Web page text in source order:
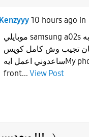
Kenzyyy 10 hours ago in
موبايلي samsung a02s و الكاميرا الاماميه عندي مقربه
تجيب وش كامل كويس
ساعدوني اعمل ايهMy phone is samsung a02s and my
front... View Post